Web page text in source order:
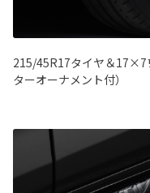
215/45R17タイヤ＆
ターオーナメント付）